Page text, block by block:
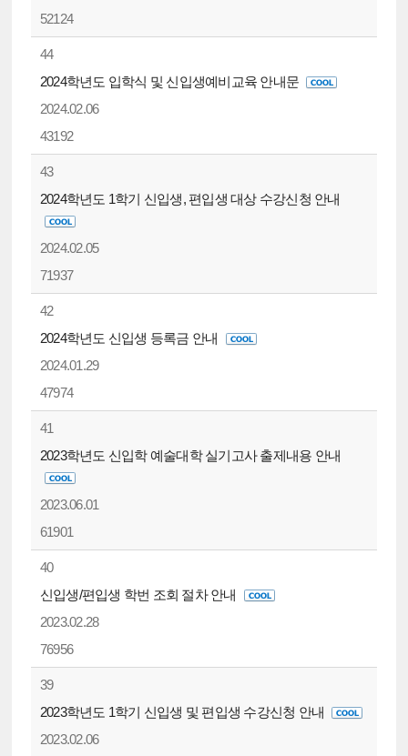
52124
44
2024학년도 입학식 및 신입생예비교육 안내문
2024.02.06
43192
43
2024학년도 1학기 신입생, 편입생 대상 수강신청 안내
2024.02.05
71937
42
2024학년도 신입생 등록금 안내
2024.01.29
47974
41
2023학년도 신입학 예술대학 실기고사 출제내용 안내
2023.06.01
61901
40
신입생/편입생 학번 조회 절차 안내
2023.02.28
76956
39
2023학년도 1학기 신입생 및 편입생 수강신청 안내
2023.02.06